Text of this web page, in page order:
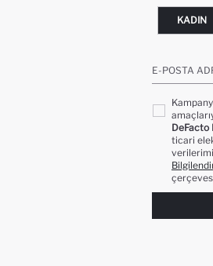
KADIN
E-POSTA
DeFacto
ticari